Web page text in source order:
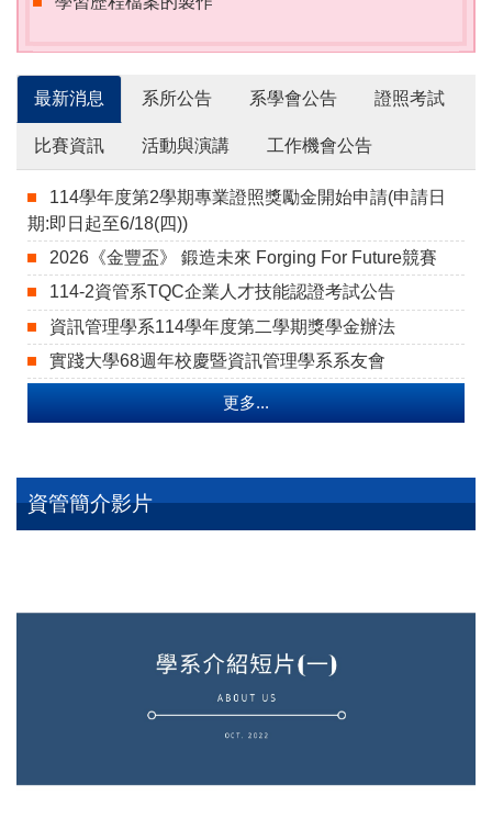
最新消息 系所公告 系學會公告 證照考試
比賽資訊 活動與演講 工作機會公告
114學年度第2學期專業證照獎勵金開始申請(申請日
期:即日起至6/18(四))
2026《金豐盃》 鍛造未來 Forging For Future競賽
114-2資管系TQC企業人才技能認證考試公告
資訊管理學系114學年度第二學期獎學金辦法
實踐大學68週年校慶暨資訊管理學系系友會
更多...
資管簡介影片